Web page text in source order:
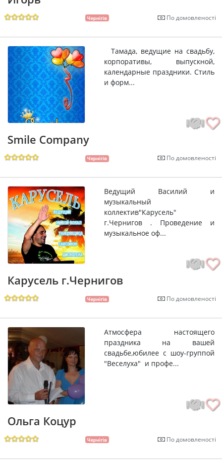
Чернігів По домовленості
Тамада, ведущие на свадьбу,
корпоративы, выпускной,
календарные праздники. Стиль
и форм...
Smile Company
Чернігів По домовленості
Ведущий Василий и
музыкальный
коллектив"Карусель"
г.Чернигов . Проведение и
музыкальное оф...
Карусель г.Чернигов
Чернігів По домовленості
Атмосфера настоящего
праздника на вашей
свадьбе,юбилее с шоу-группой
"Веселуха" и профе...
Ольга Коцур
Чернігів По домовленості